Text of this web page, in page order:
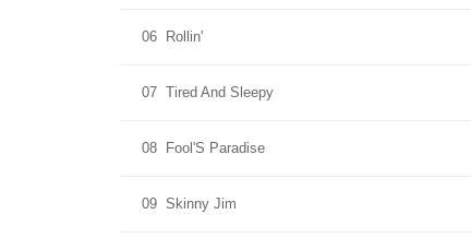
06 Rollin'
07 Tired And Sleepy
08 Fool'S Paradise
09 Skinny Jim